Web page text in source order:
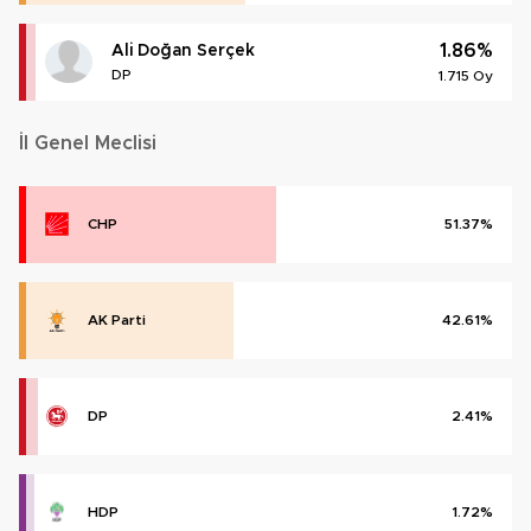
Ali Doğan Serçek
DP
1.86%
1.715 Oy
İl Genel Meclisi
CHP 51.37%
AK Parti 42.61%
DP 2.41%
HDP 1.72%